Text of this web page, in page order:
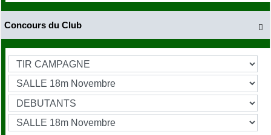

Concours du Club